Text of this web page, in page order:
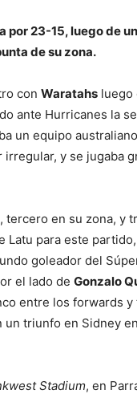
por 23-15, luego de
de su zona.
con Waratahs luego
ante Hurricanes la
un equipo
irregular, y se jugaba
tercero en su zona,
Latu para este
goleador del
el lado de Gonzalo
entre los forwards
un triunfo en Sidney
Stadium, en